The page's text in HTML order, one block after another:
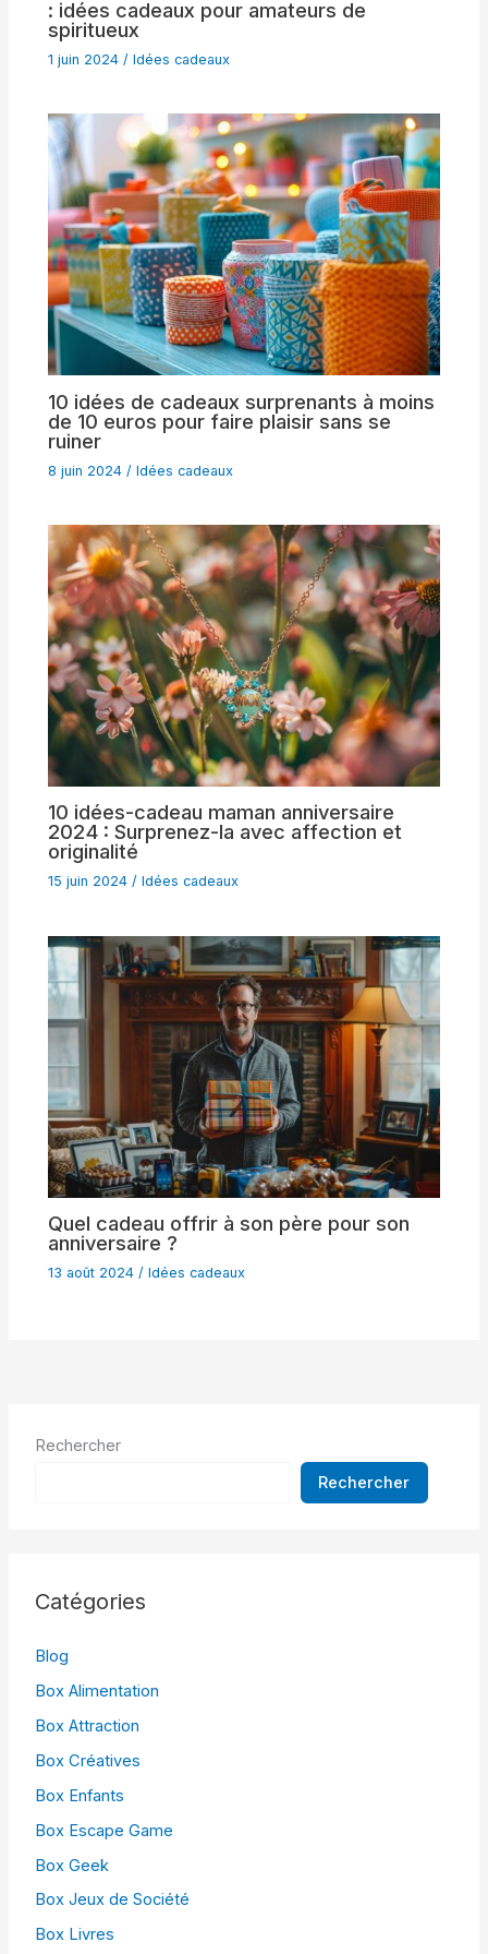
: idées cadeaux pour amateurs de
spiritueux
1 juin 2024 /Idées cadeaux
10 idées de cadeaux surprenants à moins
de 10 euros pour faire plaisir sans se
ruiner
8 juin 2024 /Idées cadeaux
10 idées-cadeau maman anniversaire
2024 : Surprenez-la avec affection et
originalité
15 juin 2024/Idées cadeaux
Quel cadeau offrir à son père pour son
anniversaire ?
13 août 2024/Idées cadeaux
Rechercher
Rechercher
Catégories
Blog
Box Alimentation
Box Attraction
Box Créatives
Box Enfants
Box Escape Game
Box Geek
Box Jeux de Société
Box Livres